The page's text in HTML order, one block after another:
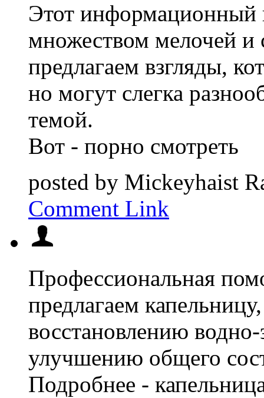
Этот информационный
множеством мелочей
предлагаем взгляды,
но могут слегка
темой.
Вот - порно смотреть
posted by Mickeyhaist
Comment Link
Профессиональная
предлагаем
восстановлению
улучшению общего
Подробнее -